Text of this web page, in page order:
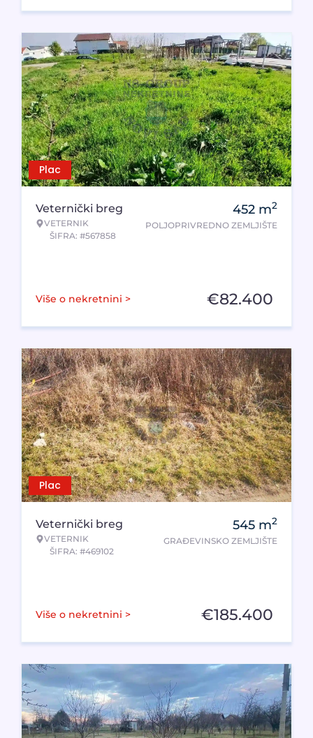
Plac
Veternički breg
VETERNIK
ŠIFRA: #567858
452 m2
POLJOPRIVREDNO ZEMLJIŠTE
Više o nekretnini > €82.400
Plac
Veternički breg
VETERNIK
ŠIFRA: #469102
545 m2
GRAĐEVINSKO ZEMLJIŠTE
Više o nekretnini > €185.400